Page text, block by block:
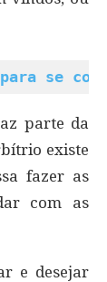
se
parte da
existe
fazer as
com as
e desejar